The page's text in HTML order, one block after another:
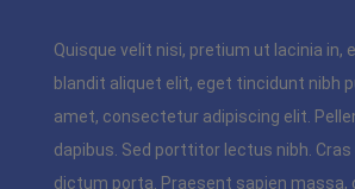
Quisque velit nisi, pretium ut lacinia in,
blandit aliquet elit, eget tincidunt nibh
amet, consectetur adipiscing elit.
dapibus. Sed porttitor lectus nibh.
dictum porta. Praesent sapien massa,